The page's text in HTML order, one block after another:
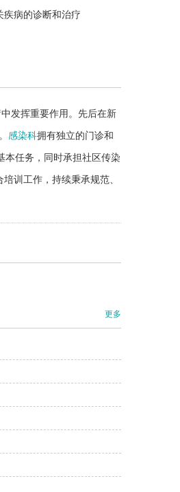
病的诊断和治疗
发挥重要作用。先后在新
感染科拥有独立的门诊和
本任务，同时承担社区传染
训工作，持续秉承规范、
更多